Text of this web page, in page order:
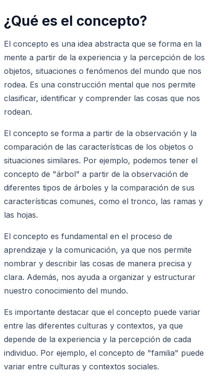
¿Qué es el concepto?
El concepto es una idea abstracta que se forma en la
mente a partir de la experiencia y la percepción de los
objetos, situaciones o fenómenos del mundo que nos
rodea. Es una construcción mental que nos permite
clasificar, identificar y comprender las cosas que nos
rodean.
El concepto se forma a partir de la observación y la
comparación de las características de los objetos o
situaciones similares. Por ejemplo, podemos tener el
concepto de "árbol" a partir de la observación de
diferentes tipos de árboles y la comparación de sus
características comunes, como el tronco, las ramas y
las hojas.
El concepto es fundamental en el proceso de
aprendizaje y la comunicación, ya que nos permite
nombrar y describir las cosas de manera precisa y
clara. Además, nos ayuda a organizar y estructurar
nuestro conocimiento del mundo.
Es importante destacar que el concepto puede variar
entre las diferentes culturas y contextos, ya que
depende de la experiencia y la percepción de cada
individuo. Por ejemplo, el concepto de "familia" puede
variar entre culturas y contextos sociales.